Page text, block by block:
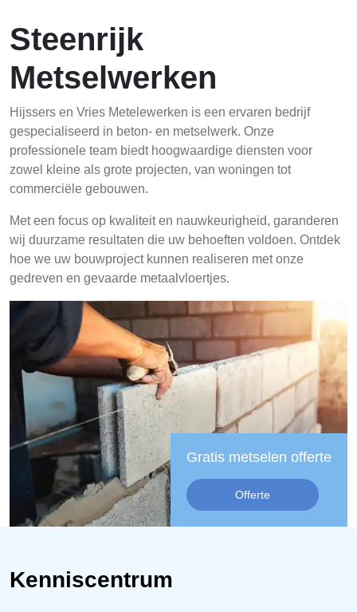
Steenrijk
Metselwerken
Hijssers en Vries Metelewerken is een ervaren bedrijf
gespecialiseerd in beton- en metselwerk. Onze
professionele team biedt hoogwaardige diensten voor
zowel kleine als grote projecten, van woningen tot
commerciële gebouwen.
Met een focus op kwaliteit en nauwkeurigheid, garanderen
wij duurzame resultaten die uw behoeften voldoen. Ontdek
hoe we uw bouwproject kunnen realiseren met onze
gedreven en gevaarde metaalvloertjes.
Gratis metselen offerte
Offerte
Kenniscentrum